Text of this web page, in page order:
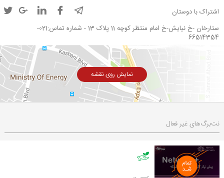
اشتراک با دوستان
ستارخان -خ نیایش-خ امام منتظر کوچه 11 پلاک 13 - شماره تماس:021-
66514354
نمایش روی نقشه
نت‌برگ‌های غیر فعال